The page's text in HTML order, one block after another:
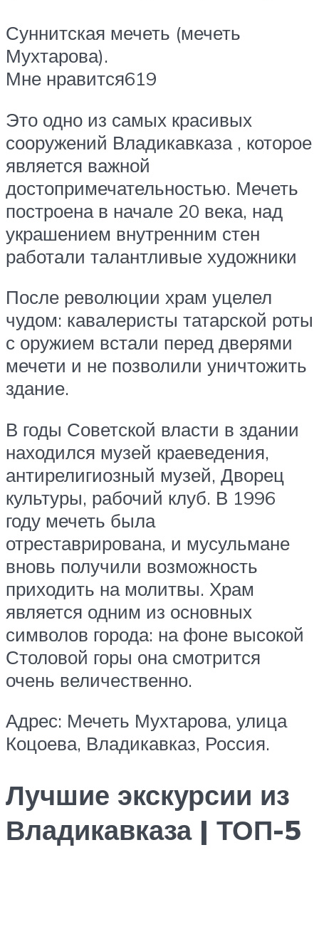
Суннитская мечеть (мечеть
Мухтарова).
Мне нравится619
Это одно из самых красивых
сооружений Владикавказа , которое
является важной
достопримечательностью. Мечеть
построена в начале 20 века, над
украшением внутренним стен
работали талантливые художники
После революции храм уцелел
чудом: кавалеристы татарской роты
с оружием встали перед дверями
мечети и не позволили уничтожить
здание.
В годы Советской власти в здании
находился музей краеведения,
антирелигиозный музей, Дворец
культуры, рабочий клуб. В 1996
году мечеть была
отреставрирована, и мусульмане
вновь получили возможность
приходить на молитвы. Храм
является одним из основных
символов города: на фоне высокой
Столовой горы она смотрится
очень величественно.
Адрес: Мечеть Мухтарова, улица
Коцоева, Владикавказ, Россия.
Лучшие экскурсии из
Владикавказа | ТОП-5